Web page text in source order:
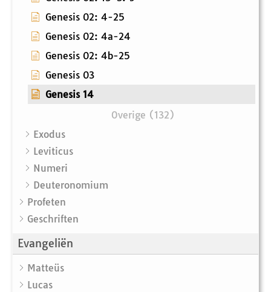
Genesis 02: 4-25
Genesis 02: 4a-24
Genesis 02: 4b-25
Genesis 03
Genesis 14
Overige (132)
Exodus
Leviticus
Numeri
Deuteronomium
Profeten
Geschriften
Evangeliën
Matteüs
Lucas